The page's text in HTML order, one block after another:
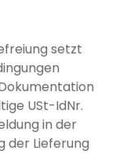
setzt
USt-IdNr.
in der
der Lieferung